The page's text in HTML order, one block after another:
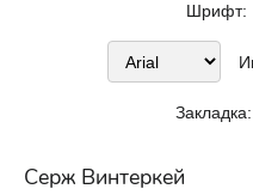
Шрифт:
Закладка:
Серж Винтеркей